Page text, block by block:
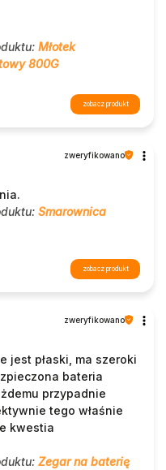
Młotek
800G
zobacz produkt
zweryfikowano
Smarownica
zobacz produkt
zweryfikowano
jest płaski, ma szeroki
bateria
przypadnie
tego właśnie
kwestia
Zegar na baterię